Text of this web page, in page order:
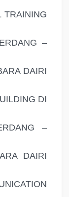
–
DAIRI
DI
–
DAIRI